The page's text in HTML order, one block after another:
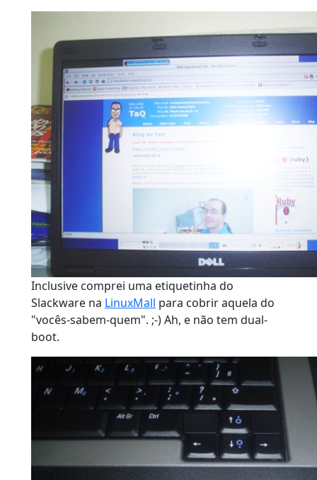
Inclusive comprei uma etiquetinha do
Slackware na LinuxMall para cobrir aquela do
"vocês-sabem-quem". ;-) Ah, e não tem dual-
boot.